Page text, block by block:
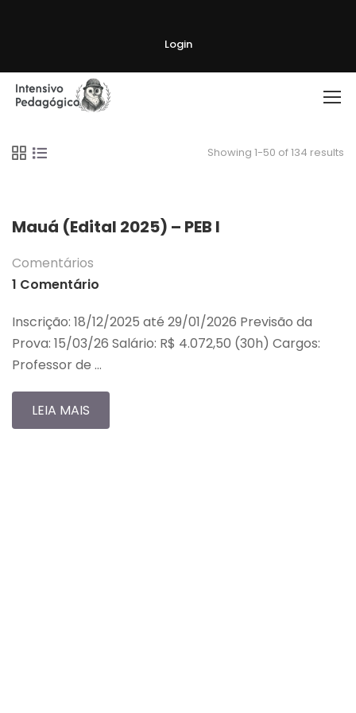
Login
Showing 1-50 of 134 results
Mauá (Edital 2025) – PEB I
Comentários
1 Comentário
Inscrição: 18/12/2025 até 29/01/2026 Previsão da
Prova: 15/03/26 Salário: R$ 4.072,50 (30h) Cargos:
Professor de …
LEIA MAIS